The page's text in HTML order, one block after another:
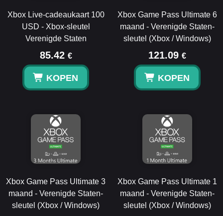
Xbox Live-cadeaukaart 100
USD - Xbox-sleutel
Verenigde Staten
85.42 €
KOPEN
Xbox Game Pass Ultimate 6
maand - Verenigde Staten-
sleutel (Xbox / Windows)
121.09 €
KOPEN
Xbox Game Pass Ultimate 3
maand - Verenigde Staten-
sleutel (Xbox / Windows)
Xbox Game Pass Ultimate 1
maand - Verenigde Staten-
sleutel (Xbox / Windows)